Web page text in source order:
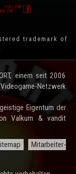
trademark of
.
einem seit 2006
Netzwerk
Eigentum der
Valkum & vandit
Mitarbeiter-